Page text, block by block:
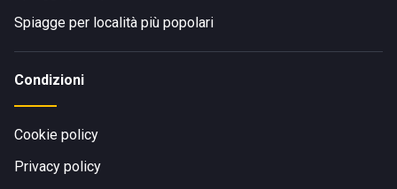
Spiagge per località più popolari
Condizioni
Cookie policy
Privacy policy